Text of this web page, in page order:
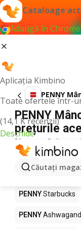
Cataloage
Adaugă în
Aplicația Kimbino
Toate ofertele într-
(14,1 K recenzii)
Deschide
Căutaţi
PENNY
PENNY
prețurile
Nu am găsit
Alte
PENNY Pizza
PENNYStarbucks
PENNY